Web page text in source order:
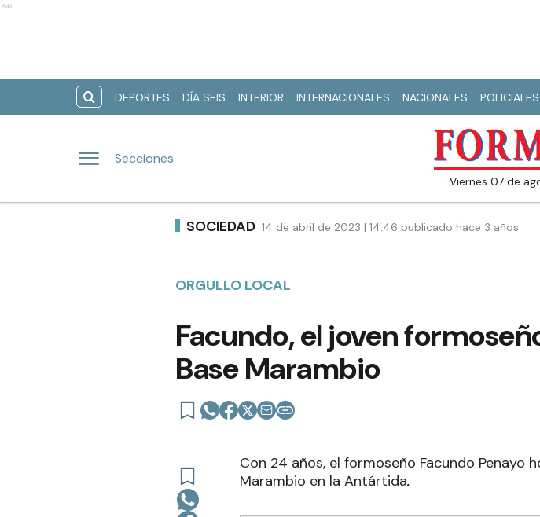
Ads
DEPORTES DÍA SEIS INTERIOR INTERNACIONALES NACIONALES POLICIALES
Secciones
viernes 07 de
SOCIEDAD 14 de abril de 2023 | 14:46 publicado hace 3 años
ORGULLO LOCAL
Facundo, el joven
Base Marambio
Con 24 años, el formoseño Facundo Penayo
Marambio en la Antártida.